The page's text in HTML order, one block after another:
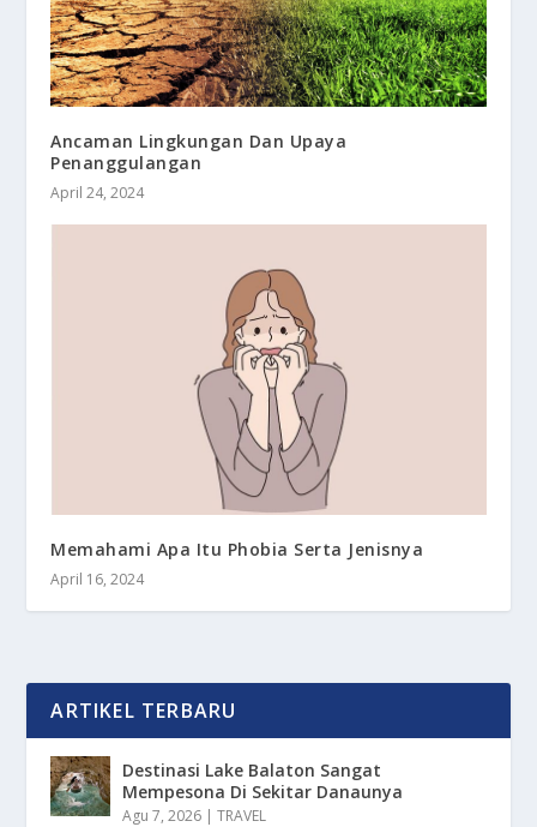
Ancaman Lingkungan Dan Upaya
Penanggulangan
April 24, 2024
Memahami Apa Itu Phobia Serta Jenisnya
April 16, 2024
ARTIKEL TERBARU
Destinasi Lake Balaton Sangat
Mempesona Di Sekitar Danaunya
Agu 7, 2026 |TRAVEL